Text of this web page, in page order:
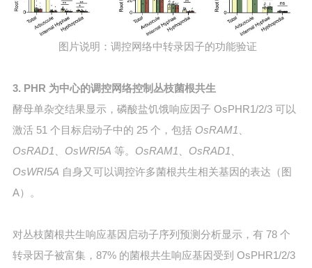
图片说明：调控网络中转录因子的功能验证
3. PHR 为中心的调控网络控制丛枝菌根共生
酵母单杂交结果显示，磷酸盐饥饿响应因子 OsPHR1/2/3 可以
激活 51 个目标启动子中的 25 个，包括 OsRAM1、
OsRAD1、 OsWRI5A 等。 OsRAM1、 OsRAD1、
OsWRI5A 自身又可以调控许多菌根共生相关基因的表达（图
A）。
对丛枝菌根共生响应基因启动子序列预测分析显示，有 78 个
转录因子被富集，87% 的菌根共生响应基因受到 OsPHR1/2/3